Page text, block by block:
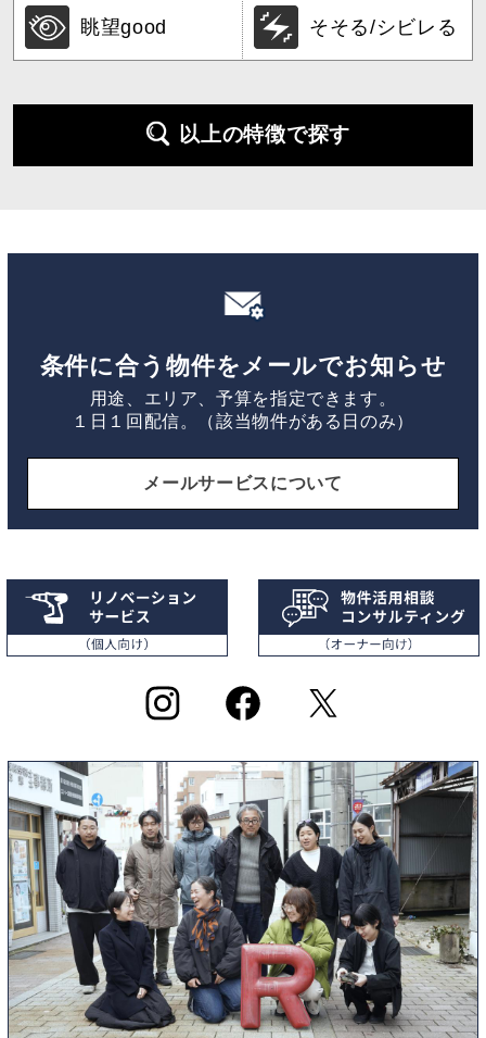
眺望good そそる/シビレる
以上の特徴で探す
条件に合う物件をメールでお知らせ
用途、エリア、予算を指定できます。
１日１回配信。（該当物件がある日のみ）
メールサービスについて